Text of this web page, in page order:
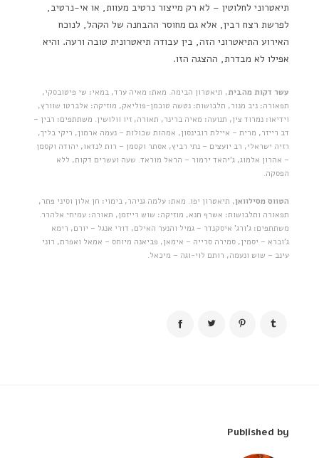
תיאטרוני לחלוטין – לא רק מייצור נרטיב מעוות, או אי-נרטיב,
לפרשת רצח רבין, אלא גם מחוסר ההבחנה של הקהל, לנוכח
האירוע התיאטרוני הזה, בין עבודה תיאטרונית טובה ורעה. והיא
אפילו לא מבדרת, ההצגה הזו.
עשר דקות מהבית, תיאטרון הבימה. מאת: מאיה ערד, במאי: שי פיטובסקי,
תפאורה: ניב מנור, תלבושות: נטשה טוכמן-פוליאק, מוזיקה: אלברטו שוורץ,
וידיאו: נמרוד צין, תנועה: מאיה ברינר, תאורה, זיו וולושין. משתתפים: רבין –
דב רייזר, מרית – איילת רובינסון, אמהות שכולות – נעמה ארמון, ריקי בליך,
רזיה ישראלי, רב יועצים – נתי רביץ, אסתר וקסמן – רות לנדאו, יהודה וקסמן
– אהרון אלמוג, ג'יהאד ירמור – הראל מוראד. שעה ועשרים דקות, ללא
הפסקה.
הטווס מסילוואן, תיאטרון יפו. מאת: עלמה גניהר, בימוי: חן אלון וסיני פתר,
תפאורה ותלבושות: אשרף חנא, מוזיקה: שוש רייזמן, תאורה: עמיחי אלהרר.
משתתפים: ג'ורג' איסקנדר – גמיל והנער האילם, דורי אנגל – יורם, רימא
ג'וברא – יסמין, סמירה סרייה – אימאן, פביאנה מיוחס – אמאל ואפרת, רוני
עינב – שוש ונעמה, רותם לוי-וגה – מיכאל.
Published by